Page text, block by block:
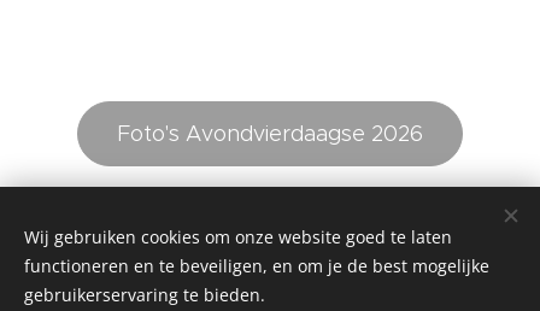
Foto's Avondvierdaagse 2026
©2026 Stichting Avondvierdaagse Ysbrechtum e.o. - Alle rechten
voorbehouden -
Wij gebruiken cookies om onze website goed te laten
functioneren en te beveiligen, en om je de best mogelijke
gebruikerservaring te bieden.